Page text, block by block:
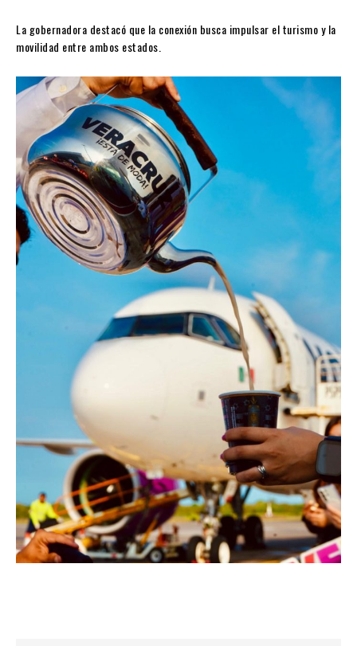
La gobernadora destacó que la conexión busca impulsar el turismo y la
movilidad entre ambos estados.